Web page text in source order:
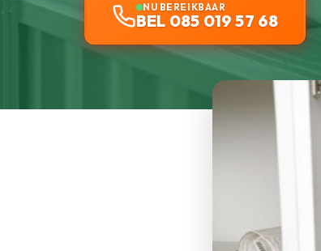
NU BEREIKBAAR
BEL 085 019 57 68